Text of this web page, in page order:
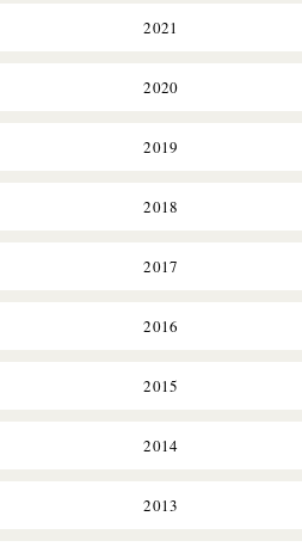
2021
2020
2019
2018
2017
2016
2015
2014
2013